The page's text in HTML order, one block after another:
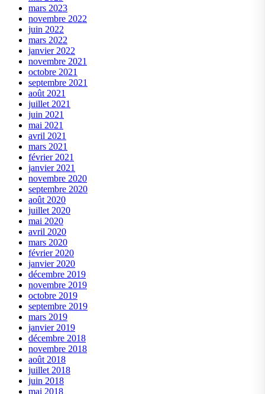
mars 2023
novembre 2022
juin 2022
mars 2022
janvier 2022
novembre 2021
octobre 2021
septembre 2021
août 2021
juillet 2021
juin 2021
mai 2021
avril 2021
mars 2021
février 2021
janvier 2021
novembre 2020
septembre 2020
août 2020
juillet 2020
mai 2020
avril 2020
mars 2020
février 2020
janvier 2020
décembre 2019
novembre 2019
octobre 2019
septembre 2019
mars 2019
janvier 2019
décembre 2018
novembre 2018
août 2018
juillet 2018
juin 2018
mai 2018